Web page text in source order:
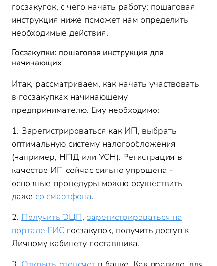
госзакупок, с чего начать работу: пошаговая
инструкция ниже поможет нам определить
необходимые действия.
Госзакупки: пошаговая инструкция для
начинающих
Итак, рассматриваем, как начать участвовать
в госзакупках начинающему
предпринимателю. Ему необходимо:
1. Зарегистрироваться как ИП, выбрать
оптимальную систему налогообложения
(например, НПД или УСН). Регистрация в
качестве ИП сейчас сильно упрощена -
основные процедуры можно осуществить
даже со смартфона.
2. Получить ЭЦП, зарегистрироваться на
портале ЕИС госзакупок, получить доступ к
Личному кабинету поставщика.